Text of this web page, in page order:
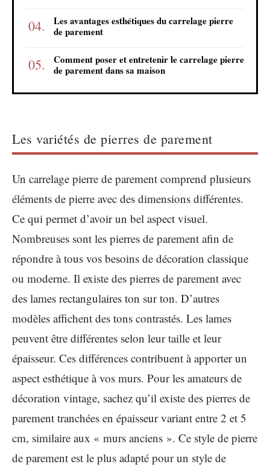
Les avantages esthétiques du carrelage pierre
de parement
Comment poser et entretenir le carrelage pierre
de parement dans sa maison
Les variétés de pierres de parement
Un carrelage pierre de parement comprend plusieurs
éléments de pierre avec des dimensions différentes.
Ce qui permet d’avoir un bel aspect visuel.
Nombreuses sont les pierres de parement afin de
répondre à tous vos besoins de décoration classique
ou moderne. Il existe des pierres de parement avec
des lames rectangulaires ton sur ton. D’autres
modèles affichent des tons contrastés. Les lames
peuvent être différentes selon leur taille et leur
épaisseur. Ces différences contribuent à apporter un
aspect esthétique à vos murs. Pour les amateurs de
décoration vintage, sachez qu’il existe des pierres de
parement tranchées en épaisseur variant entre 2 et 5
cm, similaire aux « murs anciens ». Ce style de pierre
de parement est le plus adapté pour un style de